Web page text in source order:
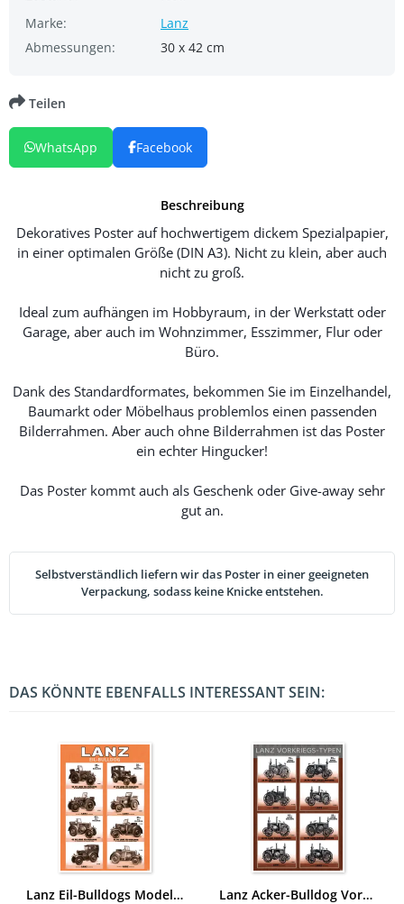
Marke:
Lanz
Abmessungen:
30 x 42 cm
Beschreibung
Dekoratives Poster auf hochwertigem dickem Spezialpapier,
in einer optimalen Größe (DIN A3). Nicht zu klein, aber auch
nicht zu groß.
Ideal zum aufhängen im Hobbyraum, in der Werkstatt oder
Garage, aber auch im Wohnzimmer, Esszimmer, Flur oder
Büro.
Dank des Standardformates, bekommen Sie im Einzelhandel,
Baumarkt oder Möbelhaus problemlos einen passenden
Bilderrahmen. Aber auch ohne Bilderrahmen ist das Poster
ein echter Hingucker!
Das Poster kommt auch als Geschenk oder Give-away sehr
gut an.
Selbstverständlich liefern wir das Poster in einer geeigneten
Verpackung, sodass keine Knicke entstehen.
Teilen
WhatsApp Facebook
DAS KÖNNTE EBENFALLS INTERESSANT SEIN:
Lanz Eil-Bulldogs Modellübersicht Typentafel Poster Plakat Lanz Acker-Bulldog Vorkriegs-Typen Modellübersicht Typentafel Poster Plakat